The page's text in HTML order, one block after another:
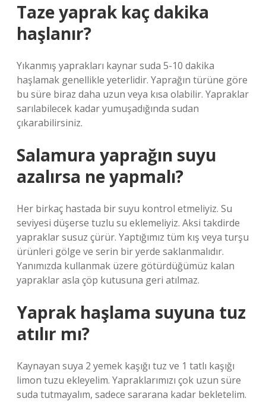
Taze yaprak kaç dakika
haşlanır?
Yıkanmış yaprakları kaynar suda 5-10 dakika
haşlamak genellikle yeterlidir. Yaprağın türüne göre
bu süre biraz daha uzun veya kısa olabilir. Yapraklar
sarılabilecek kadar yumuşadığında sudan
çıkarabilirsiniz.
Salamura yaprağın suyu
azalırsa ne yapmalı?
Her birkaç hastada bir suyu kontrol etmeliyiz. Su
seviyesi düşerse tuzlu su eklemeliyiz. Aksi takdirde
yapraklar susuz çürür. Yaptığımız tüm kış veya turşu
ürünleri gölge ve serin bir yerde saklanmalıdır.
Yanımızda kullanmak üzere götürdüğümüz kalan
yapraklar asla çöp kutusuna geri atılmaz.
Yaprak haşlama suyuna tuz
atılır mı?
Kaynayan suya 2 yemek kaşığı tuz ve 1 tatlı kaşığı
limon tuzu ekleyelim. Yapraklarımızı çok uzun süre
suda tutmayalım, sadece sararana kadar bekletelim.